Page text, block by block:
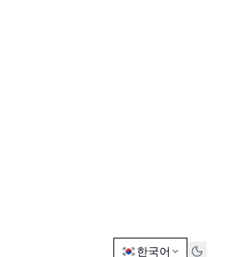
한국어